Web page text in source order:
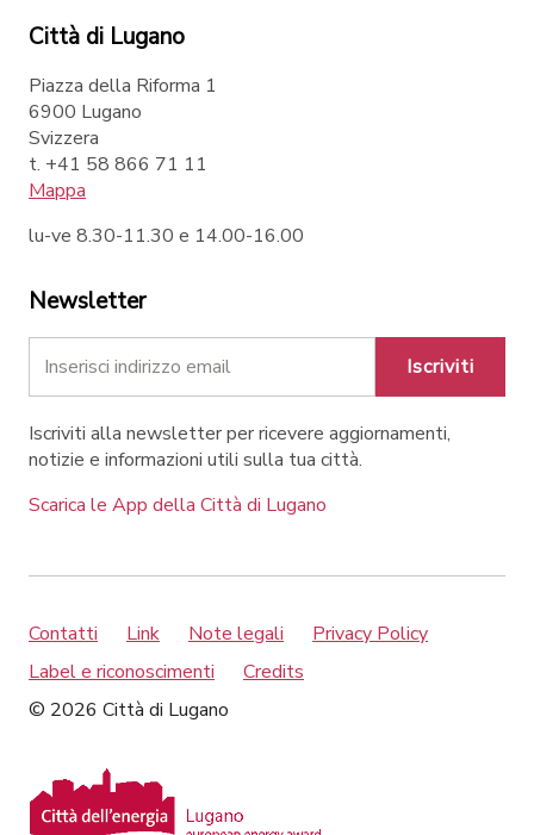
Città di Lugano
Piazza della Riforma 1
6900 Lugano
Svizzera
t. +41 58 866 71 11
Mappa
lu-ve 8.30-11.30 e 14.00-16.00
Newsletter
Iscriviti
Iscriviti alla newsletter per ricevere aggiornamenti,
notizie e informazioni utili sulla tua città.
Scarica le App della Città di Lugano
Contatti Link Note legali
Privacy Policy
Label e riconoscimenti
Credits
© 2026 Città di Lugano